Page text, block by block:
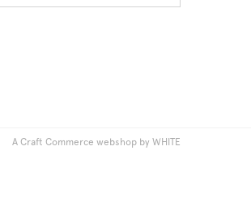
A Craft Commerce webshop by WHITE